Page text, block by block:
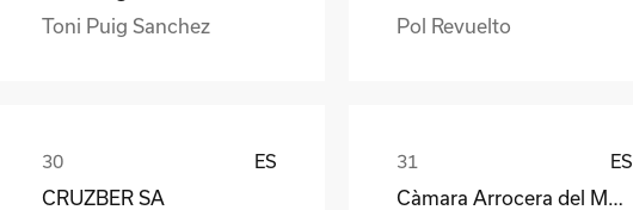
Toni Puig Sanchez
Pol Revuelto
ES
CRUZBER SA
ES